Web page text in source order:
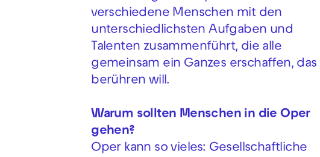
verschiedene Menschen mit den
unterschiedlichsten Aufgaben und
Talenten zusammenführt, die alle
gemeinsam ein Ganzes erschaffen, das
berühren will.
Warum sollten Menschen in die Oper
gehen?
Oper kann so vieles: Gesellschaftliche